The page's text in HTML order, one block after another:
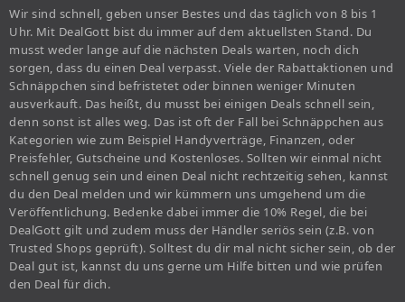
Wir sind schnell, geben unser Bestes und das täglich von 8 bis 1
Uhr. Mit DealGott bist du immer auf dem aktuellsten Stand. Du
musst weder lange auf die nächsten Deals warten, noch dich
sorgen, dass du einen Deal verpasst. Viele der Rabattaktionen und
Schnäppchen sind befristetet oder binnen weniger Minuten
ausverkauft. Das heißt, du musst bei einigen Deals schnell sein,
denn sonst ist alles weg. Das ist oft der Fall bei Schnäppchen aus
Kategorien wie zum Beispiel Handyverträge, Finanzen, oder
Preisfehler, Gutscheine und Kostenloses. Sollten wir einmal nicht
schnell genug sein und einen Deal nicht rechtzeitig sehen, kannst
du den Deal melden und wir kümmern uns umgehend um die
Veröffentlichung. Bedenke dabei immer die 10% Regel, die bei
DealGott gilt und zudem muss der Händler seriös sein (z.B. von
Trusted Shops geprüft). Solltest du dir mal nicht sicher sein, ob der
Deal gut ist, kannst du uns gerne um Hilfe bitten und wie prüfen
den Deal für dich.